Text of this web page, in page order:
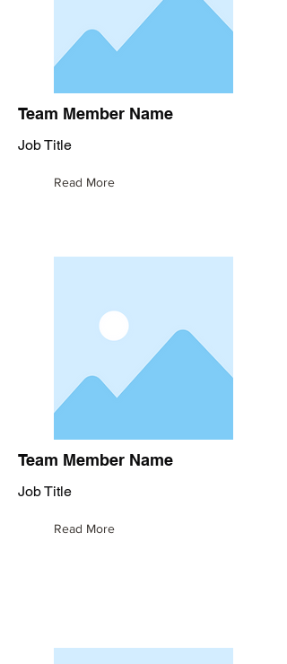
Team Member Name
Job Title
Read More
Team Member Name
Job Title
Read More